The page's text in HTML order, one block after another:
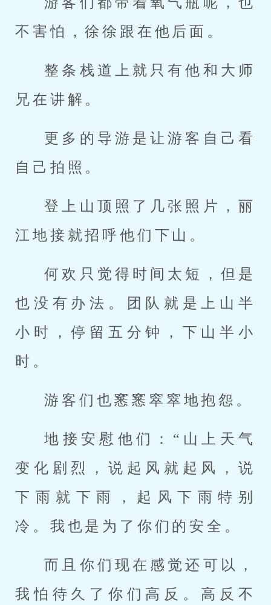
不害怕，徐徐跟在他后面。
整条栈道上就只有他和大师
兄在讲解。
更多的导游是让游客自己看
自己拍照。
登上山顶照了几张照片，丽
江地接就招呼他们下山。
何欢只觉得时间太短，但是
也没有办法。团队就是上山半
小时，停留五分钟，下山半小
时。
游客们也窸窸窣窣地抱怨。
地接安慰他们：“山上天气
变化剧烈，说起风就起风，说
下雨就下雨，起风下雨特别
冷。我也是为了你们的安全。
而且你们现在感觉还可以，
我怕待久了你们高反。高反不